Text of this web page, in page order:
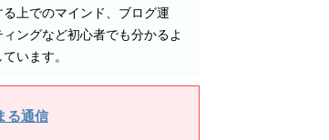
る上でのマインド、ブログ運
ングなど初心者でも分かるよ
います。
る通信